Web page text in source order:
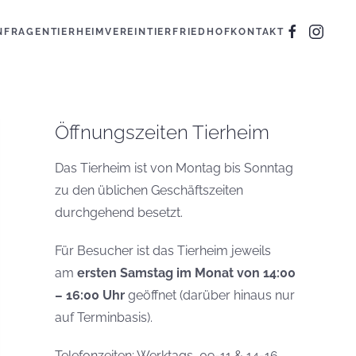
FRAGENTIERHEIMVEREINTIERFRIEDHOFKONTAKT
Öffnungszeiten Tierheim
Das Tierheim ist von Montag bis Sonntag
zu den üblichen Geschäftszeiten
durchgehend besetzt.
Für Besucher ist das Tierheim jeweils
amersten Samstag im Monat von 14:00
– 16:00 Uhr geöffnet (darüber hinaus nur
auf Terminbasis).